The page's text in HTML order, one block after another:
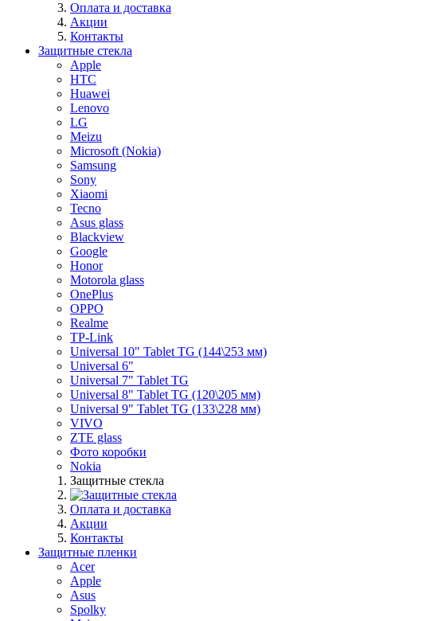
Оплата и доставка
Акции
Контакты
Защитные стекла
Apple
HTC
Huawei
Lenovo
LG
Meizu
Microsoft (Nokia)
Samsung
Sony
Xiaomi
Tecno
Asus glass
Blackview
Google
Honor
Motorola glass
OnePlus
OPPO
Realme
TP-Link
Universal 10" Tablet TG (144\253 мм)
Universal 6"
Universal 7" Tablet TG
Universal 8" Tablet TG (120\205 мм)
Universal 9" Tablet TG (133\228 мм)
VIVO
ZTE glass
Фото коробки
Nokia
Защитные стекла
Оплата и доставка
Акции
Контакты
Защитные пленки
Acer
Apple
Asus
Spolky